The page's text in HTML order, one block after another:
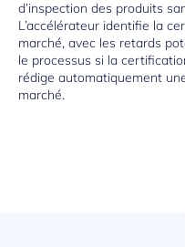
d’inspection des produits
L’accélérateur identifie la
marché, avec les retards
le processus si la
rédige automatiquement
marché.